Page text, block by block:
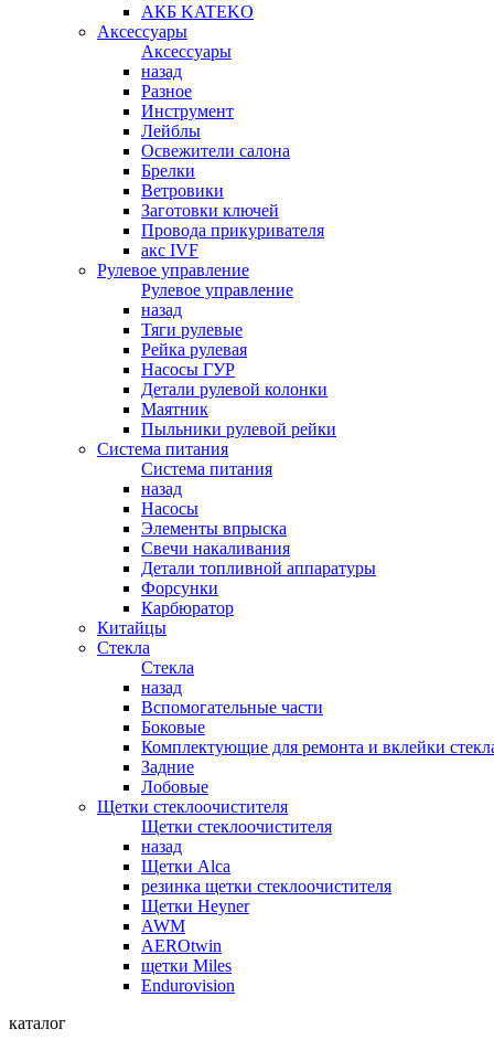
АКБ KATEKO
Аксессуары
Аксессуары
назад
Разное
Инструмент
Лейблы
Освежители салона
Брелки
Ветровики
Заготовки ключей
Провода прикуривателя
акс IVF
Рулевое управление
Рулевое управление
назад
Тяги рулевые
Рейка рулевая
Насосы ГУР
Детали рулевой колонки
Маятник
Пыльники рулевой рейки
Система питания
Система питания
назад
Насосы
Элементы впрыска
Свечи накаливания
Детали топливной аппаратуры
Форсунки
Карбюратор
Китайцы
Стекла
Стекла
назад
Вспомогательные части
Боковые
Комплектующие для ремонта и вклейки
Задние
Лобовые
Щетки стеклоочистителя
Щетки стеклоочистителя
назад
Щетки Alca
резинка щетки стеклоочистителя
Щетки Heyner
AWM
AEROtwin
щетки Miles
Endurovision
каталог